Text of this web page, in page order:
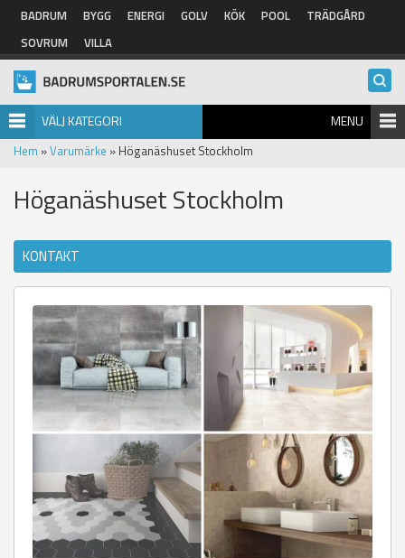
Hoppa till huvudinnehåll
BADRUM BYGG ENERGI GOLV KÖK POOL
TRÄDGÅRD
SOVRUM
VILLA
VÄLJ KATEGORI MENU
Hem »Varumärke » Höganäshuset Stockholm
Höganäshuset Stockholm
KONTAKT